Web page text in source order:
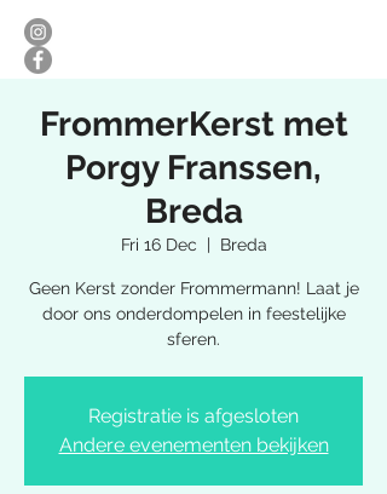
FrommerKerst met
Porgy Franssen,
Breda
Fri 16 Dec
  |
Breda
Geen Kerst zonder Frommermann! Laat je
door ons onderdompelen in feestelijke
sferen.
Registratie is afgesloten
Andere evenementen bekijken